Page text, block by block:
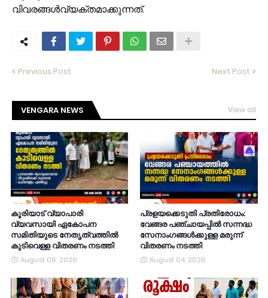
വിവരങ്ങൾവ്യക്തമാക്കുന്നത്.
Previous Post Next Post
VENGARA NEWS View all
കൂരിയാട് വ്യാപാരി
വ്യവസായി ഏകോപന
സമിതിയുടെ നേതൃത്വത്തിൽ
കുടിവെള്ള വിതരണം നടത്തി
August 06, 2026
പ്രളയക്കെടുതി പ്രതിരോധം:
വേങ്ങര പഞ്ചായപ്പിൽ സന്നദ്ധ
സേനാംഗങ്ങൾക്കുള്ള മരുന്ന്
വിതരണം നടത്തി
August 04, 2026